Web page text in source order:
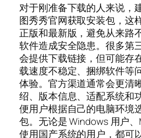
对于刚准备下载的人来说，
图秀秀官网获取安装包，这
正版和最新版，避免从来路
软件造成安全隐患。很多第
会提供下载链接，但可能存
载速度不稳定、捆绑软件等
体验。官方渠道通常会更清
绍、版本信息、适配系统和
便用户根据自己的电脑环境
包。无论是 Windows 用户
使用国产系统的用户，都可